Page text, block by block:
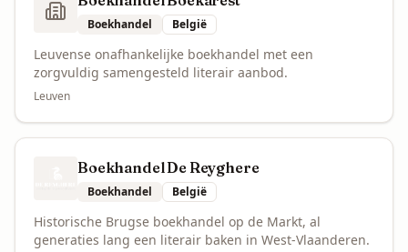
Boekhandel België
Leuvense onafhankelijke boekhandel met een
zorgvuldig samengesteld literair aanbod.
Leuven
Boekhandel De Reyghere
Boekhandel België
Historische Brugse boekhandel op de Markt, al
generaties lang een literair baken in West-Vlaanderen.